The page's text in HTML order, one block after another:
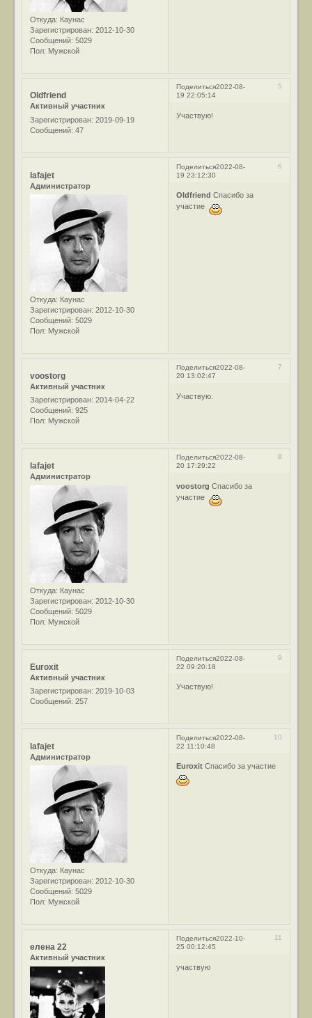
Откуда: Каунас
Зарегистрирован: 2012-10-30
Сообщений: 5029
Пол: Мужской
Поделиться 5
2022-08-
19 22:05:14
Oldfriend
Активный участник
Зарегистрирован: 2019-09-19
Сообщений: 47
Участвую!
Поделиться 6
2022-08-
19 23:12:30
lafajet
Администратор
Откуда: Каунас
Зарегистрирован: 2012-10-30
Сообщений: 5029
Пол: Мужской
Oldfriend Спасибо за
участие
Поделиться 7
2022-08-
20 13:02:47
voostorg
Активный участник
Зарегистрирован: 2014-04-22
Сообщений: 925
Пол: Мужской
Участвую.
Поделиться 8
2022-08-
20 17:29:22
lafajet
Администратор
Откуда: Каунас
Зарегистрирован: 2012-10-30
Сообщений: 5029
Пол: Мужской
voostorg Спасибо за
участие
Поделиться 9
2022-08-
22 09:20:18
Euroxit
Активный участник
Зарегистрирован: 2019-10-03
Сообщений: 257
Участвую!
Поделиться 10
2022-08-
22 11:10:48
lafajet
Администратор
Откуда: Каунас
Зарегистрирован: 2012-10-30
Сообщений: 5029
Пол: Мужской
Euroxit Спасибо за участие
Поделиться 11
2022-10-
25 00:12:45
елена 22
Активный участник
участвую